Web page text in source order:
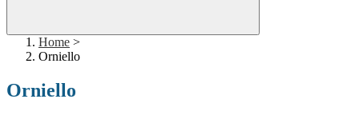
Home >
Orniello
Orniello